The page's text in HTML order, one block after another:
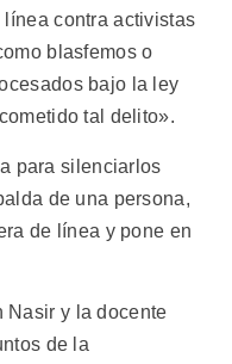
contra activistas
blasfemos o
bajo la ley
tal delito».
para silenciarlos
de una persona,
de línea y pone en
Nasir y la docente
de la